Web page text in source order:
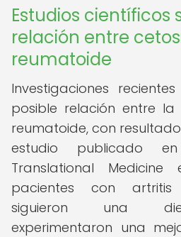
Estudios científicos
relación entre
reumatoide
Investigaciones
posible relación entre
reumatoide, con
estudio publicado
Translational
pacientes con
siguieron una
experimentaron una